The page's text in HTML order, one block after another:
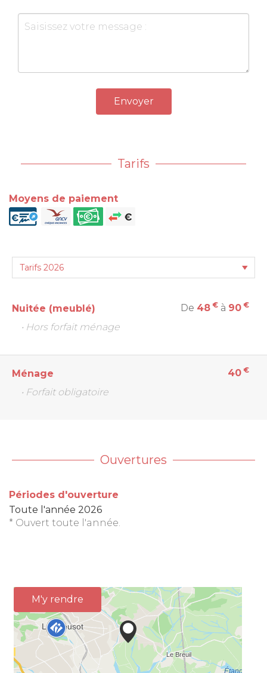
Envoyer
Tarifs
Moyens de paiement
Nuitée (meublé) De 48 € à 90 €
• Hors forfait ménage
Ménage 40 €
• Forfait obligatoire
Ouvertures
Périodes d'ouverture
Toute l'année 2026
* Ouvert toute l'année.
M'y rendre